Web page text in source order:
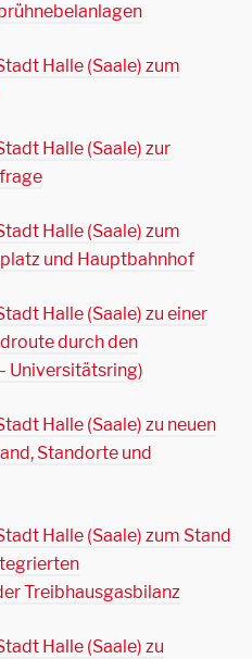
Halle (Saale) zum
Halle (Saale) zur
Halle (Saale) zum
und Hauptbahnhof
Halle (Saale) zu einer
durch den
Universitätsring)
Halle (Saale) zu neuen
Standorte und
Halle (Saale) zum Stand
Treibhausgasbilanz
Halle (Saale) zu